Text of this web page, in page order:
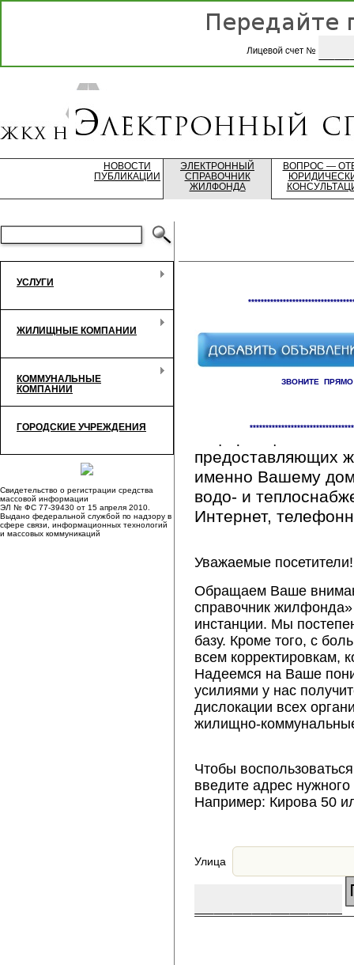
НОВОСТИ
ПУБЛИКАЦИИ
ЭЛЕКТРОННЫЙ
СПРАВОЧНИК
ЖИЛФОНДА
ВОПРОС —
УСЛУГИ
ЖИЛИЩНЫЕ КОМПАНИИ
КОММУНАЛЬНЫЕ
КОМПАНИИ
ГОРОДСКИЕ УЧРЕЖДЕНИЯ
Свидетельство о регистрации средства
массовой информации
ЭЛ № ФС 77-39430 от 15 апреля 2010.
Выдано федеральной службой по надзору в
сфере связи, информационных технологий
и массовых коммуникаций
ЗВОНИТЕ
предоставляющих
именно Вашему
водо- и
Интернет,
Уважаемые посетители!
Обращаем Ваше
справочник
инстанции. Мы
базу. Кроме того, с
всем корректировкам,
Надеемся на Ваше
усилиями у нас
дислокации всех
жилищно-
Чтобы
введите адрес
Например: Кирова 50
Улица